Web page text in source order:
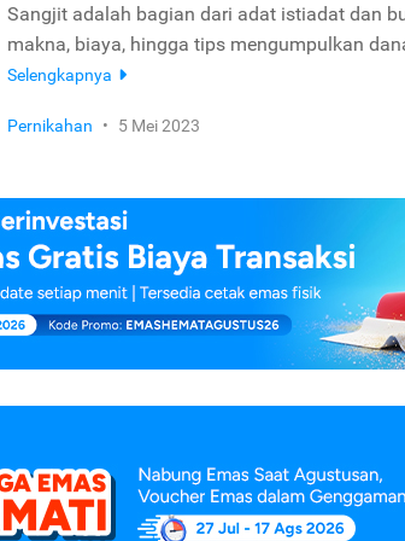
Sangjit adalah bagian dari adat istiadat dan
makna, biaya, hingga tips mengumpulkan
Selengkapnya
Pernikahan • 5 Mei 2023